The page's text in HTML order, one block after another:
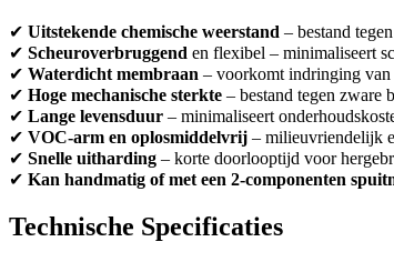
✔ Uitstekende chemische weerstand – bestand
✔ Scheuroverbruggend en flexibel – minimaliseert
✔ Waterdicht membraan – voorkomt indringing van
✔ Hoge mechanische sterkte – bestand tegen zware
✔ Lange levensduur – minimaliseert
✔ VOC-arm en oplosmiddelvrij – milieuvriendelijk
✔ Snelle uitharding – korte doorlooptijd voor
✔ Kan handmatig of met een 2-componenten
Technische Specificaties